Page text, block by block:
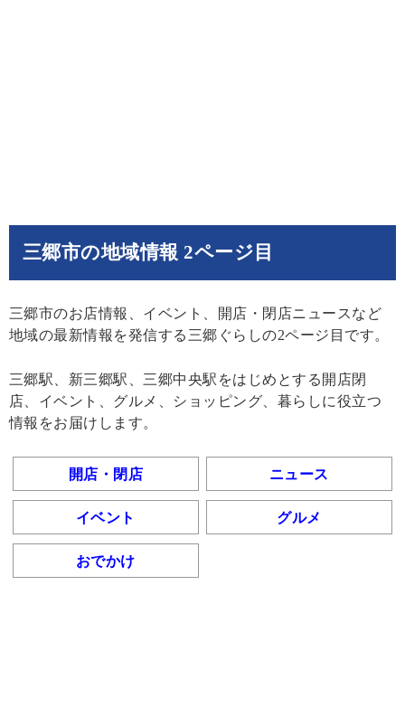
三郷市の地域情報 2ページ目
三郷市のお店情報、イベント、開店・閉店ニュースなど
地域の最新情報を発信する三郷ぐらしの2ページ目です。
三郷駅、新三郷駅、三郷中央駅をはじめとする開店閉
店、イベント、グルメ、ショッピング、暮らしに役立つ
情報をお届けします。
開店・閉店 ニュース
イベント グルメ
おでかけ